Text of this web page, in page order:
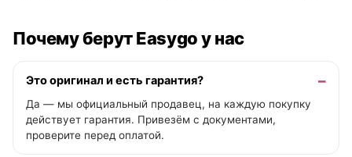
Почему берут Easygo у нас
Это оригинал и есть гарантия?
Да — мы официальный продавец, на каждую покупку
действует гарантия. Привезём с документами,
проверите перед оплатой.